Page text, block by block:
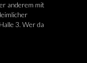
anderem mit
3. Wer da